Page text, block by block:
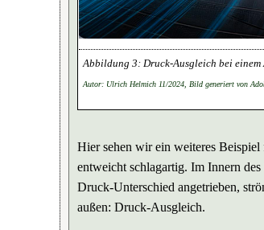
Druck-Ausgleich bei einem
Autor: Ulrich Helmich 11/2024, Bild generiert von
Hier sehen wir ein weiteres
entweicht schlagartig. Im Innern
Druck-Unterschied angetrieben,
außen: Druck-Ausgleich.